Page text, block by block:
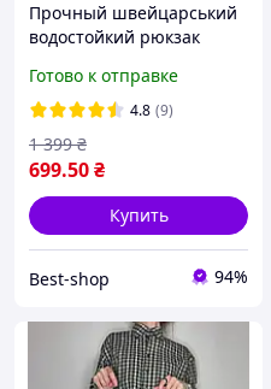
Прочный швейцарський
водостойкий рюкзак
практичный мужской
рюкзак для ноутбука
Готово к отправке
4.8 (9)
699.50₴
1 399 ₴
Купить
Best-shop 94%